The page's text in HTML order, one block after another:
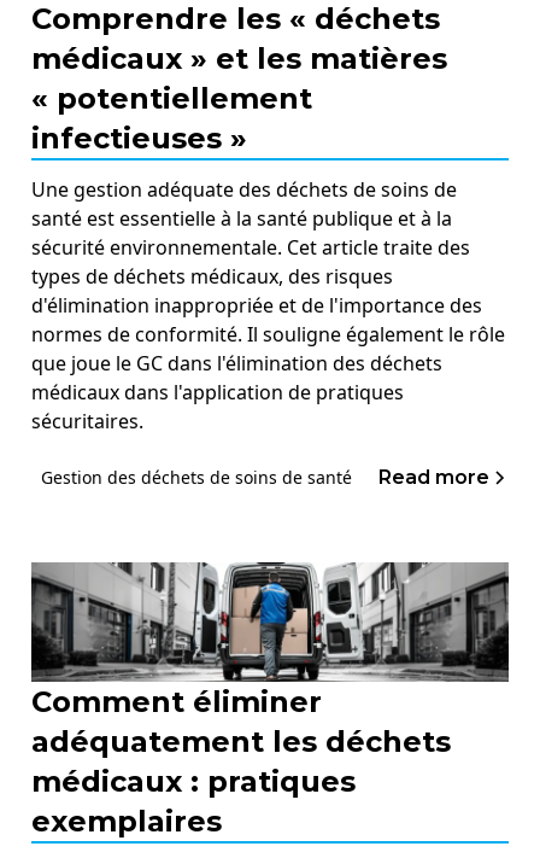
Comprendre les « déchets
médicaux » et les matières
« potentiellement
infectieuses »
Une gestion adéquate des déchets de soins de
santé est essentielle à la santé publique et à la
sécurité environnementale. Cet article traite des
types de déchets médicaux, des risques
d'élimination inappropriée et de l'importance des
normes de conformité. Il souligne également le rôle
que joue le GC dans l'élimination des déchets
médicaux dans l'application de pratiques
sécuritaires.
Gestion des déchets de soins de santé Read more
Comment éliminer
adéquatement les déchets
médicaux : pratiques
exemplaires